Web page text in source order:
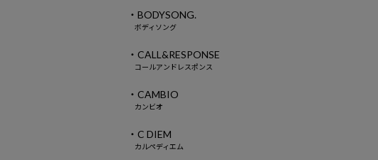
・BODYSONG.
ボディソング
・CALL&RESPONSE
コールアンドレスポンス
・CAMBIO
カンビオ
・C DIEM
カルペディエム